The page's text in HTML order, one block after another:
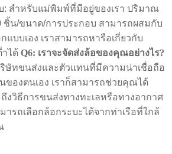
: สำหรับแม่พิมพ์ที่มีอยู่ของเรา ปริมาณ
ชิ้น/ขนาด/การประกอบ สามารถผสมกับ
แบบเอง เราสามารถหารือเกี่ยวกับ
ได้ Q6: เราจะจัดส่งล้อของคุณอย่างไร?
ริษัทขนส่งและตัวแทนที่มีความน่าเชื่อถือ
องตนเอง เราก็สามารถช่วยคุณได้
งวิธีการขนส่งทางทะเลหรือทางอากาศ
รถเลือกล้อกระบะได้จากท่าเรือที่ใกล้